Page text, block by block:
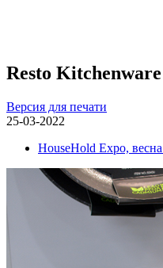
Resto
Версия для печати
25-03-2022
HouseHold Expo,